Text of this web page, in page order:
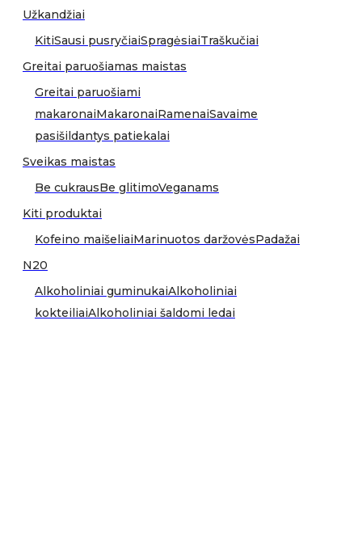
Užkandžiai
KitiSausi pusryčiaiSpragėsiaiTraškučiai
Greitai paruošiamas maistas
Greitai paruošiami
makaronaiMakaronaiRamenaiSavaime
pasišildantys patiekalai
Sveikas maistas
Be cukrausBe glitimoVeganams
Kiti produktai
Kofeino maišeliaiMarinuotos daržovėsPadažai
N20
Alkoholiniai guminukaiAlkoholiniai
kokteiliaiAlkoholiniai šaldomi ledai